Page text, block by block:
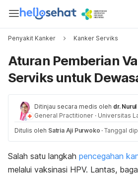
Penyakit Kanker Kanker Serviks
Aturan Pemberian
Serviks untuk
Ditinjau secara medis oleh dr.
General Practitioner · Universitas
Ditulis oleh Satria Aji Purwoko · Tanggal
Salah satu langkah pencegahan
melalui vaksinasi HPV. Lantas,